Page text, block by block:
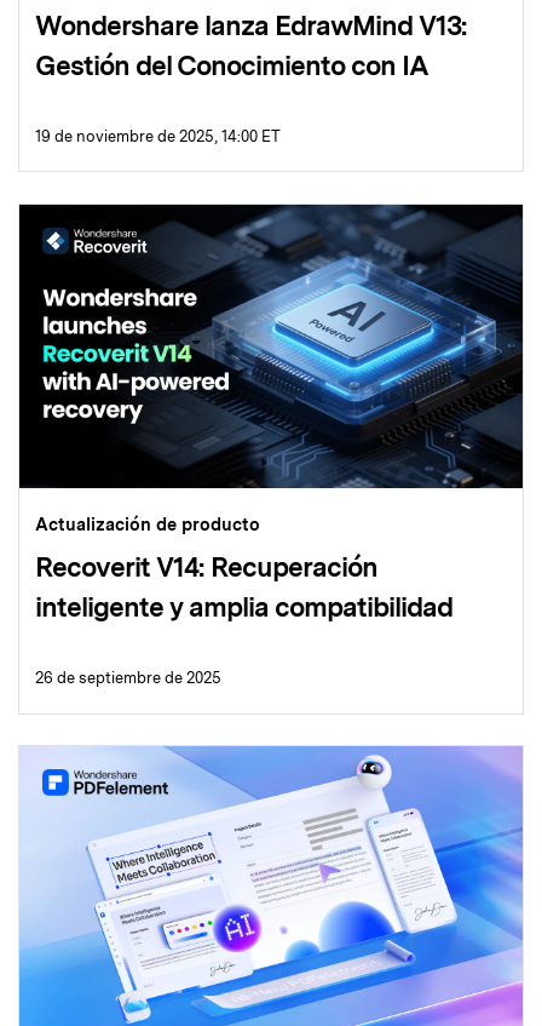
Wondershare lanza EdrawMind V13:
Gestión del Conocimiento con IA
19 de noviembre de 2025, 14:00 ET
Actualización de producto
Recoverit V14: Recuperación
inteligente y amplia compatibilidad
26 de septiembre de 2025